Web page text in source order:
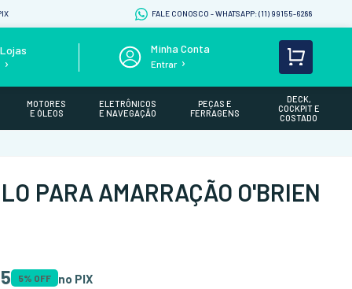
FALE CONOSCO - WHATSAPP: (11) 99155-6288
Entrar
MOTORES
E ÓLEOS
ELETRÔNICOS
E NAVEGAÇÃO
PEÇAS E
FERRAGENS
DECK,
COCKPIT E
COSTADO
PARA AMARRAÇÃO O'BRIEN
5% OFF no PIX